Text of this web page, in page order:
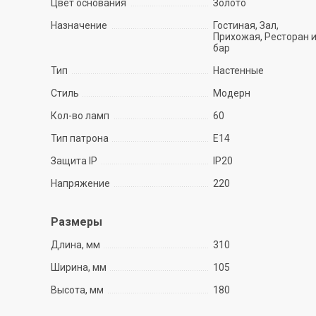
Цвет основания
Золото
Назначение
Гостиная, Зал,
Прихожая, Ресторан
бар
Тип
Настенные
Стиль
Модерн
Кол-во ламп
60
Тип патрона
E14
Защита IP
IP20
Напряжение
220
Размеры
Длина, мм
310
Ширина, мм
105
Высота, мм
180